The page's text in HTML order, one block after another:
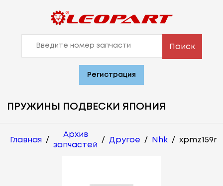
Поиск
Регистрация
ПРУЖИНЫ ПОДВЕСКИ ЯПОНИЯ
Главная /
Архив
запчастей
/ Другое / Nhk / xpmz159r